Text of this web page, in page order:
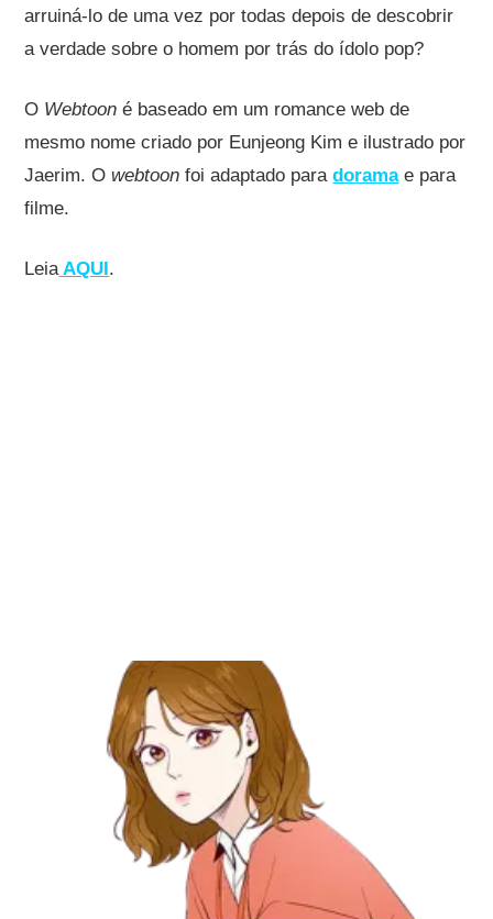
arruiná-lo de uma vez por todas depois de descobrir
a verdade sobre o homem por trás do ídolo pop?
O Webtoon é baseado em um romance web de
mesmo nome criado por Eunjeong Kim e ilustrado por
Jaerim. Owebtoon foi adaptado paradorama e para
filme.
Leia AQUI.